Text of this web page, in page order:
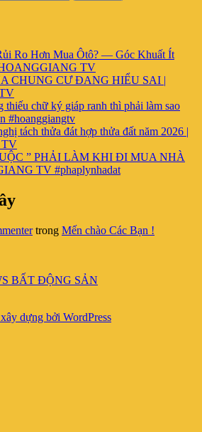
Ro Hơn Mua Ôtô? — Góc Khuất Ít
TV
CHUNG CƯ ĐANG HIỂU SAI |
thiếu chữ ký giáp ranh thì phải làm sao
#hoanggiangtv
tách thửa đát hợp thửa đất năm 2026 |
TV
” PHẢI LÀM KHI ĐI MUA NHÀ
TV #phaplynhadat
trong Mến chào Các Bạn !
BẤT ĐỘNG SẢN
dựng bởi WordPress